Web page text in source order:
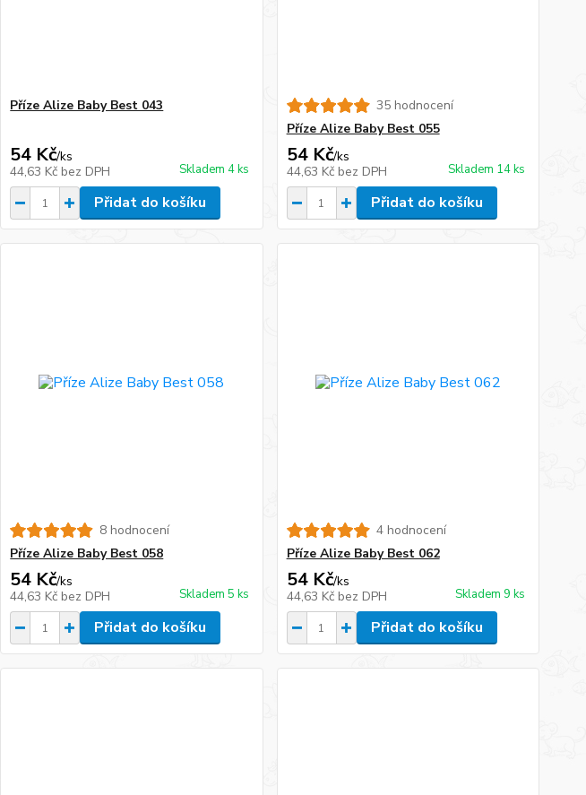
Příze Alize Baby Best 043
54 Kč/ks
44,63 Kč bez DPH Skladem 4 ks
Přidat do košíku
35 hodnocení
Příze Alize Baby Best 055
54 Kč/ks
44,63 Kč bez DPH Skladem 14 ks
Přidat do košíku
8 hodnocení
Příze Alize Baby Best 058
54 Kč/ks
44,63 Kč bez DPH Skladem 5 ks
Přidat do košíku
4 hodnocení
Příze Alize Baby Best 062
54 Kč/ks
44,63 Kč bez DPH Skladem 9 ks
Přidat do košíku